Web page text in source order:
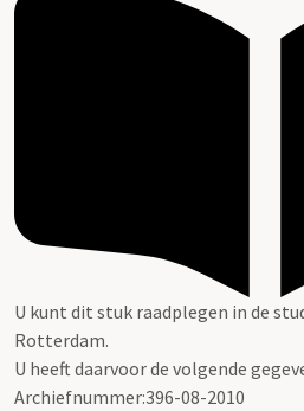
U kunt dit stuk raadplegen in de
Rotterdam.
U heeft daarvoor de volgende
Archiefnummer:396-08-2010